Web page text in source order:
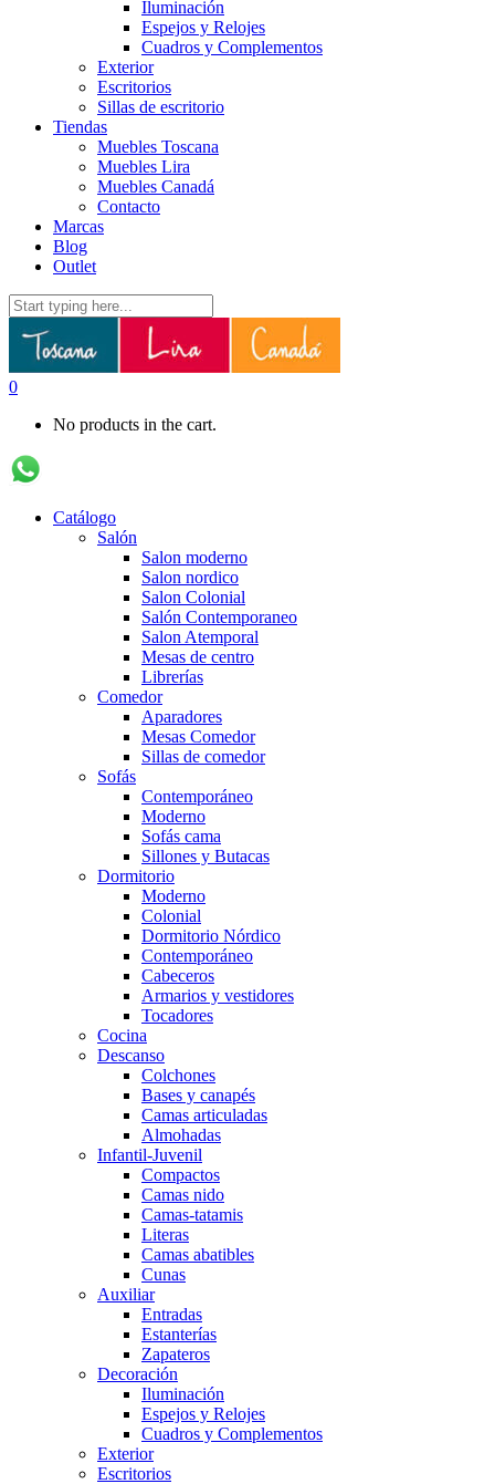
Iluminación
Espejos y Relojes
Cuadros y Complementos
Exterior
Escritorios
Sillas de escritorio
Tiendas
Muebles Toscana
Muebles Lira
Muebles Canadá
Contacto
Marcas
Blog
Outlet
0
No products in the cart.
Catálogo
Salón
Salon moderno
Salon nordico
Salon Colonial
Salón Contemporaneo
Salon Atemporal
Mesas de centro
Librerías
Comedor
Aparadores
Mesas Comedor
Sillas de comedor
Sofás
Contemporáneo
Moderno
Sofás cama
Sillones y Butacas
Dormitorio
Moderno
Colonial
Dormitorio Nórdico
Contemporáneo
Cabeceros
Armarios y vestidores
Tocadores
Cocina
Descanso
Colchones
Bases y canapés
Camas articuladas
Almohadas
Infantil-Juvenil
Compactos
Camas nido
Camas-tatamis
Literas
Camas abatibles
Cunas
Auxiliar
Entradas
Estanterías
Zapateros
Decoración
Iluminación
Espejos y Relojes
Cuadros y Complementos
Exterior
Escritorios